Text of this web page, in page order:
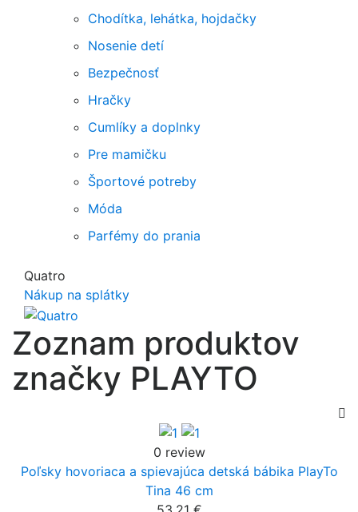
Chodítka, lehátka, hojdačky
Nosenie detí
Bezpečnosť
Hračky
Cumlíky a doplnky
Pre mamičku
Športové potreby
Móda
Parfémy do prania
Quatro
Nákup na splátky
Zoznam produktov
značky PLAYTO

0 review
Poľsky hovoriaca a spievajúca detská bábika PlayTo
Tina 46 cm